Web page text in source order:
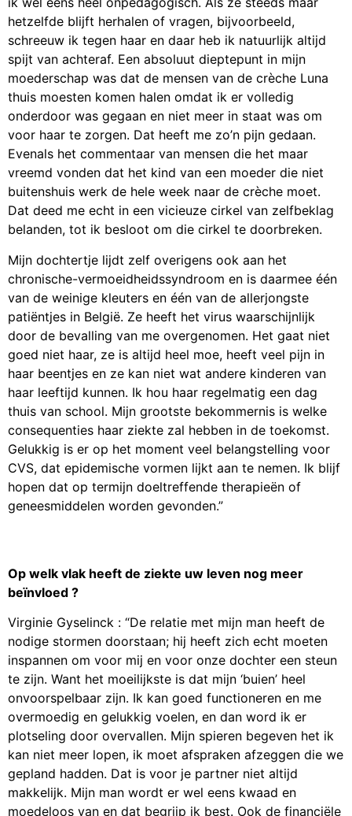
hetzelfde blijft herhalen of vragen, bijvoorbeeld,
schreeuw ik tegen haar en daar heb ik natuurlijk altijd
spijt van achteraf. Een absoluut dieptepunt in mijn
moederschap was dat de mensen van de crèche Luna
thuis moesten komen halen omdat ik er volledig
onderdoor was gegaan en niet meer in staat was om
voor haar te zorgen. Dat heeft me zo’n pijn gedaan.
Evenals het commentaar van mensen die het maar
vreemd vonden dat het kind van een moeder die niet
buitenshuis werk de hele week naar de crèche moet.
Dat deed me echt in een vicieuze cirkel van zelfbeklag
belanden, tot ik besloot om die cirkel te doorbreken.
Mijn dochtertje lijdt zelf overigens ook aan het
chronische-vermoeidheidssyndroom en is daarmee één
van de weinige kleuters en één van de allerjongste
patiëntjes in België. Ze heeft het virus waarschijnlijk
door de bevalling van me overgenomen. Het gaat niet
goed niet haar, ze is altijd heel moe, heeft veel pijn in
haar beentjes en ze kan niet wat andere kinderen van
haar leeftijd kunnen. Ik hou haar regelmatig een dag
thuis van school. Mijn grootste bekommernis is welke
consequenties haar ziekte zal hebben in de toekomst.
Gelukkig is er op het moment veel belangstelling voor
CVS, dat epidemische vormen lijkt aan te nemen. Ik blijf
hopen dat op termijn doeltreffende therapieën of
geneesmiddelen worden gevonden.”
Op welk vlak heeft de ziekte uw leven nog meer
beïnvloed ?
Virginie Gyselinck : “De relatie met mijn man heeft de
nodige stormen doorstaan; hij heeft zich echt moeten
inspannen om voor mij en voor onze dochter een steun
te zijn. Want het moeilijkste is dat mijn ‘buien’ heel
onvoorspelbaar zijn. Ik kan goed functioneren en me
overmoedig en gelukkig voelen, en dan word ik er
plotseling door overvallen. Mijn spieren begeven het ik
kan niet meer lopen, ik moet afspraken afzeggen die we
gepland hadden. Dat is voor je partner niet altijd
makkelijk. Mijn man wordt er wel eens kwaad en
moedeloos van en dat begrijp ik best. Ook de financiële